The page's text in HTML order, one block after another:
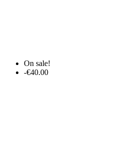
On sale!
-€40.00